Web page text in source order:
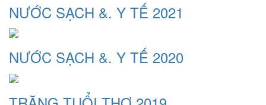
NƯỚC SẠCH &. Y TẾ 2021
NƯỚC SẠCH &. Y TẾ 2020